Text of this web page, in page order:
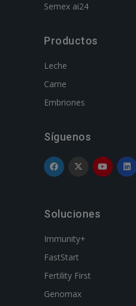
Semex ai24
Productos
Leche
Carne
Embriones
Síguenos
Soluciones
Immunity+
FastStart
Fertility First
Genomax